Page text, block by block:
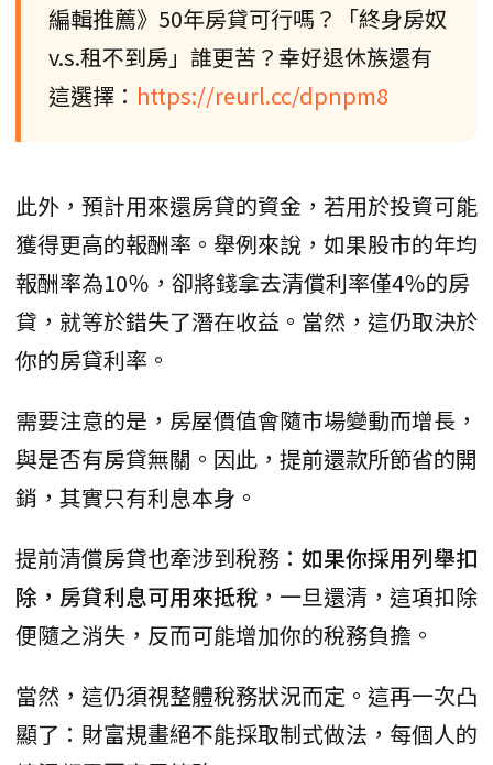
編輯推薦》50年房貸可行嗎？「終身房奴
v.s.租不到房」誰更苦？幸好退休族還有
這選擇： https://reurl.cc/dpnpm8
此外，預計用來還房貸的資金，若用於投資可能
獲得更高的報酬率。舉例來說，如果股市的年均
報酬率為10％，卻將錢拿去清償利率僅4％的房
貸，就等於錯失了潛在收益。當然，這仍取決於
你的房貸利率。
需要注意的是，房屋價值會隨市場變動而增長，
與是否有房貸無關。因此，提前還款所節省的開
銷，其實只有利息本身。
提前清償房貸也牽涉到稅務： 如果你採用列舉扣
除，房貸利息可用來抵稅 ，一旦還清，這項扣除
便隨之消失，反而可能增加你的稅務負擔。
當然，這仍須視整體稅務狀況而定。這再一次凸
顯了：財富規畫絕不能採取制式做法，每個人的